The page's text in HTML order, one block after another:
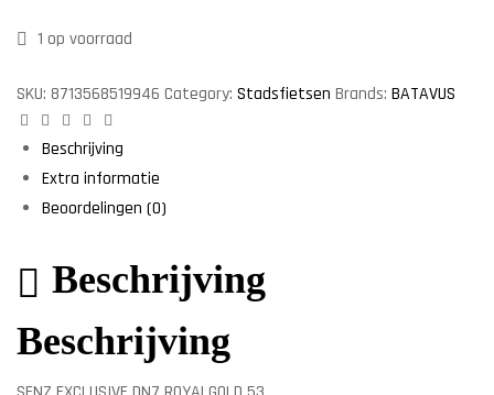
1 op voorraad
SKU: 8713568519946 Category: Stadsfietsen Brands: BATAVUS
Facebook
TwitterLinkedinGoogle+
Beschrijving
Extra informatie
Beoordelingen (0)
Beschrijving
Beschrijving